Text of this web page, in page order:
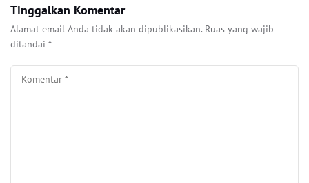
Tinggalkan Komentar
Alamat email Anda tidak akan dipublikasikan. Ruas yang wajib
ditandai *